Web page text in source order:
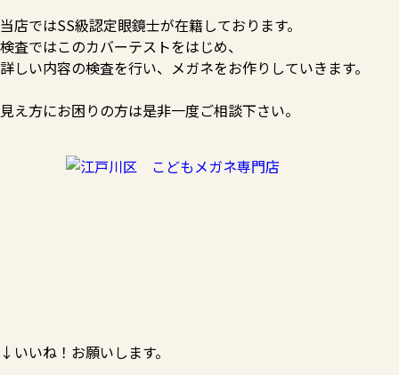
当店ではSS級認定眼鏡士が在籍しております。
検査ではこのカバーテストをはじめ、
詳しい内容の検査を行い、メガネをお作りしていきます。
見え方にお困りの方は是非一度ご相談下さい。
↓いいね！お願いします。